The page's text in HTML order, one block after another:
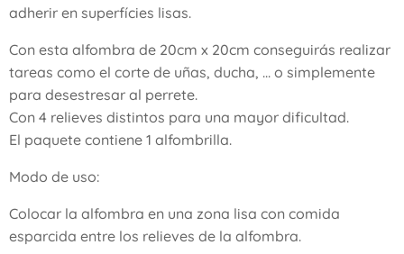
adherir en superfícies lisas.
Con esta alfombra de 20cm x 20cm conseguirás realizar
tareas como el corte de uñas, ducha, ... o simplemente
para desestresar al perrete.
Con 4 relieves distintos para una mayor dificultad.
El paquete contiene 1 alfombrilla.
Modo de uso:
Colocar la alfombra en una zona lisa con comida
esparcida entre los relieves de la alfombra.